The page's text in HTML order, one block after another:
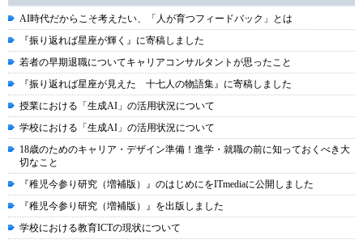
AI時代だからこそ考えたい、「人が育つフィードバック」とは
『振り返れば星座が輝く』に寄稿しました
若者の早期退職についてキャリアコンサルタントが思ったこと
『振り返れば星座が見えた 十七人の物語集』に寄稿しました
授業における「生成AI」の活用状況について
学校における「生成AI」の活用状況について
18歳のためのキャリア・デザイン準備！進学・就職の前に知っておくべき大
切なこと
『稚児今参り研究（増補版）』のはじめにをITmediaに公開しました
『稚児今参り研究（増補版）』を出版しました
学校における教育ICTの現状について